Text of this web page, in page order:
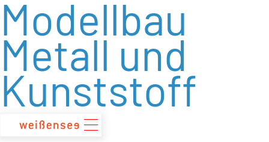
zum
Inhalt
Modellbau
Metall und
Kunststoff